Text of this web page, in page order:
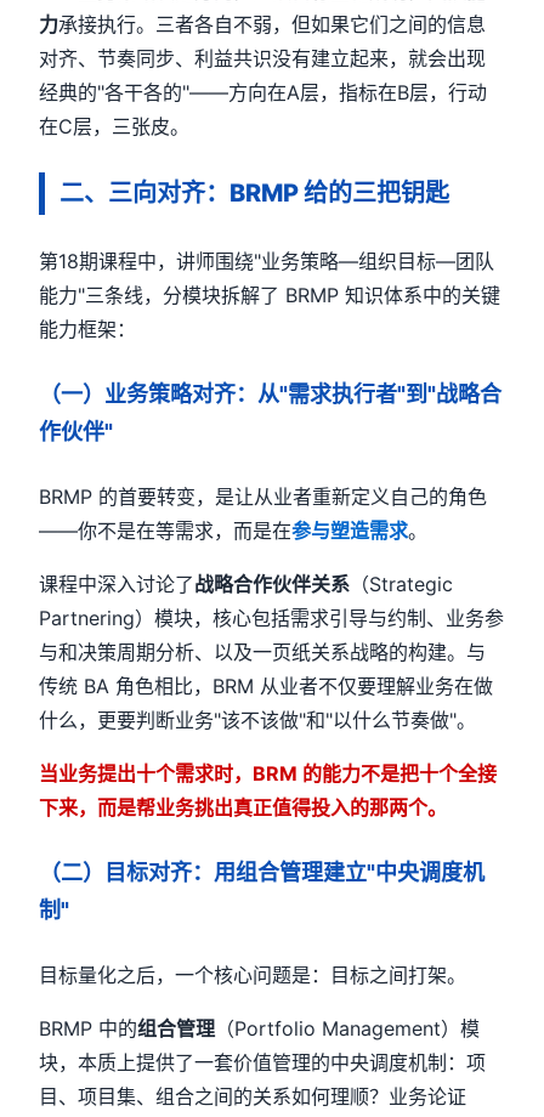
力承接执行。三者各自不弱，但如果它们之间的信息
对齐、节奏同步、利益共识没有建立起来，就会出现
经典的"各干各的"——方向在A层，指标在B层，行动
在C层，三张皮。
二、三向对齐：BRMP 给的三把钥匙
第18期课程中，讲师围绕"业务策略—组织目标—团队
能力"三条线，分模块拆解了 BRMP 知识体系中的关键
能力框架：
（一）业务策略对齐：从"需求执行者"到"战略合
作伙伴"
BRMP 的首要转变，是让从业者重新定义自己的角色
——你不是在等需求，而是在参与塑造需求。
课程中深入讨论了战略合作伙伴关系 （Strategic
Partnering）模块，核心包括需求引导与约制、业务参
与和决策周期分析、以及一页纸关系战略的构建。与
传统 BA 角色相比，BRM 从业者不仅要理解业务在做
什么，更要判断业务"该不该做"和"以什么节奏做"。
当业务提出十个需求时，BRM 的能力不是把十个全接
下来，而是帮业务挑出真正值得投入的那两个。
（二）目标对齐：用组合管理建立"中央调度机
制"
目标量化之后，一个核心问题是：目标之间打架。
BRMP 中的组合管理 （Portfolio Management）模
块，本质上提供了一套价值管理的中央调度机制：项
目、项目集、组合之间的关系如何理顺？业务论证